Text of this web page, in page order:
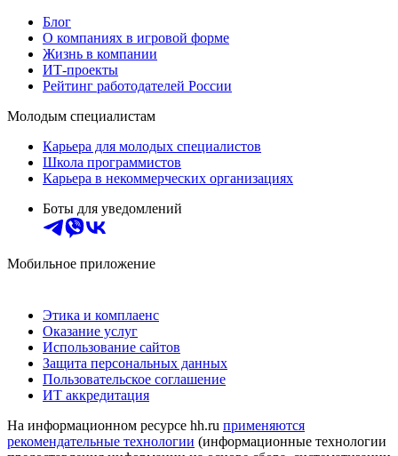
Блог
О компаниях в игровой форме
Жизнь в компании
ИТ-проекты
Рейтинг работодателей России
Молодым специалистам
Карьера для молодых специалистов
Школа программистов
Карьера в некоммерческих организациях
Боты для уведомлений
Мобильное приложение
Этика и комплаенс
Оказание услуг
Использование сайтов
Защита персональных данных
Пользовательское соглашение
ИТ аккредитация
На информационном ресурсе hh.ru применяются
рекомендательные технологии (информационные технологии